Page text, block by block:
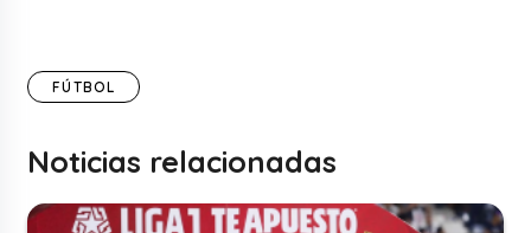
FÚTBOL
Noticias relacionadas